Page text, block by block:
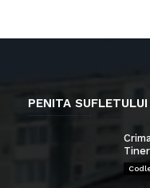
PENITA SUFLETULUI